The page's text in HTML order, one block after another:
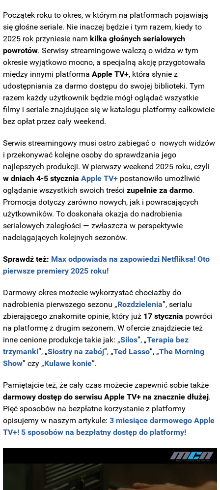
Początek roku to okres, w którym na platformach pojawiają
się głośne seriale. Nie inaczej będzie i tym razem, kiedy to
2025 rok przyniesie nam kilka głośnych serialowych
powrotów. Serwisy streamingowe walczą o widza w tym
okresie wyjątkowo mocno, a specjalną akcję przygotowała
między innymi platformaApple TV+, która słynie z
udostępniania za darmo dostępu do swojej biblioteki. Tym
razem każdy użytkownik będzie mógł oglądać wszystkie
filmy i seriale znajdujące się w katalogu platformy całkowicie
bez opłat przez cały weekend.
Serwis streamingowy musi ostro zabiegać o nowych widzów
i przekonywać kolejne osoby do sprawdzania jego
najlepszych produkcji. W pierwszy weekend 2025 roku, czyli
w dniach 4-5 stycznia Apple TV+ postanowiło umożliwić
oglądanie wszystkich swoich treścizupełnie za darmo.
Promocja dotyczy zarówno nowych, jak i powracających
użytkowników. To doskonała okazja do nadrobienia
serialowych zaległości — zwłaszcza w perspektywie
nadciągających kolejnych sezonów.
Sprawdź też: Max odpowiada na zapowiedzi Netfliksa! Oto
pierwsze premiery 2025 roku!
Darmowy okres możecie wykorzystać chociażby do
nadrobienia pierwszego sezonu „Rozdzielenia”, serialu
zbierającego znakomite opinie, który już 17 stycznia powróci
na platformę z drugim sezonem. W ofercie znajdziecie też
inne cenione produkcje takie jak: „Silos”, „Terapia bez
trzymanki”, „Siostry na zabój”, „Ted Lasso”, „The Morning
Show” czy „Kulawe konie”.
Pamiętajcie też, że cały czas możecie zapewnić sobie także
darmowy dostęp do serwisu Apple TV+ na znacznie dłużej.
Pięć sposobów na bezpłatne korzystanie z platformy
opisujemy w naszym artykule:3 miesiące darmowego Apple
TV+! 5 sposobów na bezpłatny dostęp do platformy!